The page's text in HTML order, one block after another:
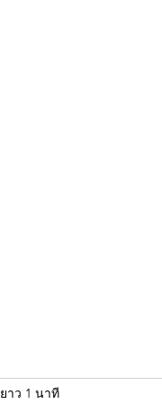
ยาว 1 นาที